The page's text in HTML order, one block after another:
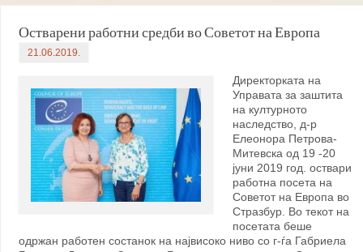
Остварени работни средби во Советот на Европа
21.06.2019.
Директорката на
Управата за заштита
на културното
наследство, д-р
Елеонора Петрова-
Митевска од 19 -20
јуни 2019 год. оствари
работна посета на
Советот на Европа во
Стразбур. Во текот на
посетата беше
одржан работен состанок на највисоко ниво со г-ѓа Габриела